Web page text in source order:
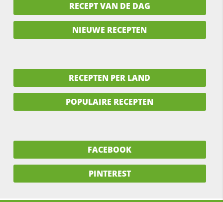
RECEPT VAN DE DAG
NIEUWE RECEPTEN
RECEPTEN PER LAND
POPULAIRE RECEPTEN
FACEBOOK
PINTEREST